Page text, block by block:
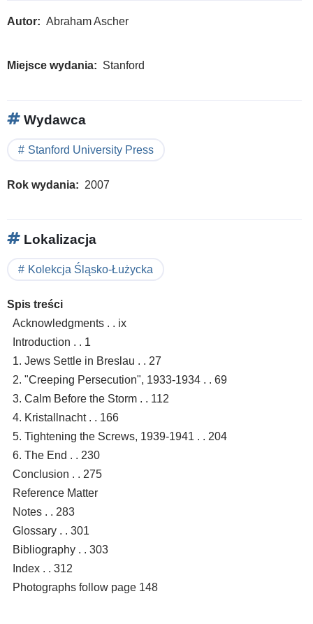
Autor Abraham Ascher
Miejsce wydania Stanford
Wydawca
Stanford University Press
Rok wydania 2007
Lokalizacja
Kolekcja Śląsko-Łużycka
Spis treści
Acknowledgments . . ix
Introduction . . 1
1. Jews Settle in Breslau . . 27
2. "Creeping Persecution", 1933-1934 . . 69
3. Calm Before the Storm . . 112
4. Kristallnacht . . 166
5. Tightening the Screws, 1939-1941 . . 204
6. The End . . 230
Conclusion . . 275
Reference Matter
Notes . . 283
Glossary . . 301
Bibliography . . 303
Index . . 312
Photographs follow page 148